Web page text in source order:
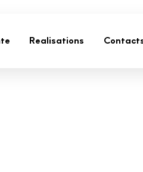
Realisations